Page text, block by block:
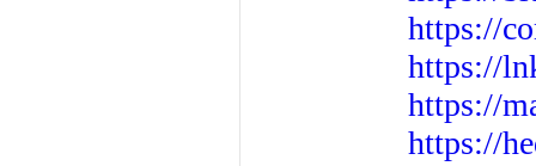
https://
https://
https://
https://